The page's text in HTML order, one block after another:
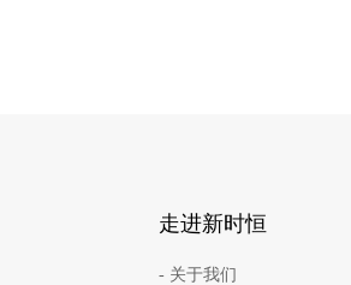
走进新时恒
- 关于我们